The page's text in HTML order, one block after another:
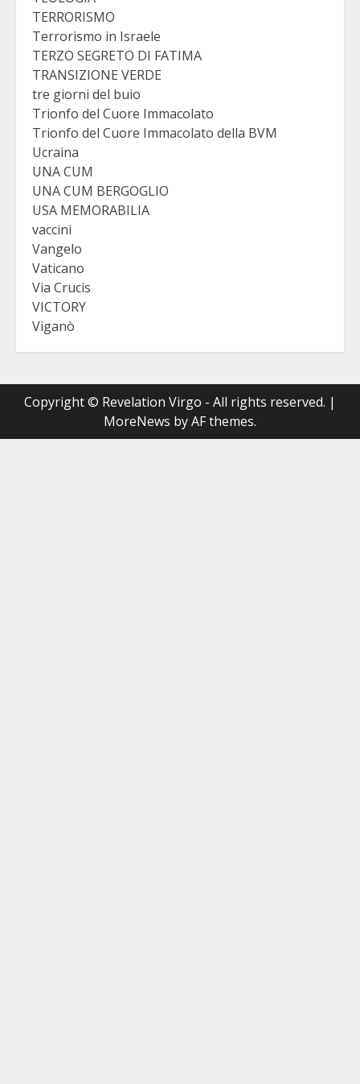
TERRORISMO
Terrorismo in Israele
TERZO SEGRETO DI FATIMA
TRANSIZIONE VERDE
tre giorni del buio
Trionfo del Cuore Immacolato
Trionfo del Cuore Immacolato della BVM
Ucraina
UNA CUM
UNA CUM BERGOGLIO
USA MEMORABILIA
vaccini
Vangelo
Vaticano
Via Crucis
VICTORY
Viganò
Copyright © Revelation Virgo - All rights reserved. |
MoreNews by AF themes.